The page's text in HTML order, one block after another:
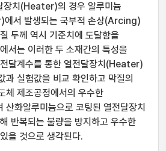
장치(Heater)의 경우 알루미늄
서 발생되는 국부적 손상(Arcing)
두께 역시 기준치에 도달함을
서는 이러한 두 소재간의 특성을
달계수를 통한 열전달장치(Heater)
과 실험값을 비교 확인하고 막질의
체 제조공정에서의 우수한
산화알루미늄으로 코팅된 열전달장치
반복되는 불량을 방지하고 우수한
을 것으로 생각된다.